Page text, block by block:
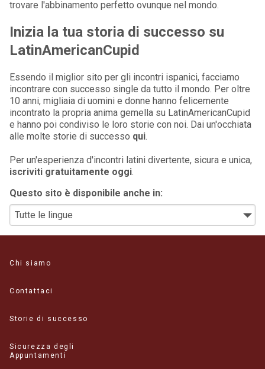
trovare l'abbinamento perfetto ovunque nel mondo.
Inizia la tua storia di successo su
LatinAmericanCupid
Essendo il miglior sito per gli incontri ispanici, facciamo
incontrare con successo single da tutto il mondo. Per oltre
10 anni, migliaia di uomini e donne hanno felicemente
incontrato la propria anima gemella su LatinAmericanCupid
e hanno poi condiviso le loro storie con noi. Dai un'occhiata
alle molte storie di successo qui.
Per un'esperienza d'incontri latini divertente, sicura e unica,
iscriviti gratuitamente oggi.
Questo sito è disponibile anche in:
Chi siamo
Contattaci
Storie di successo
Sicurezza degli
Appuntamenti